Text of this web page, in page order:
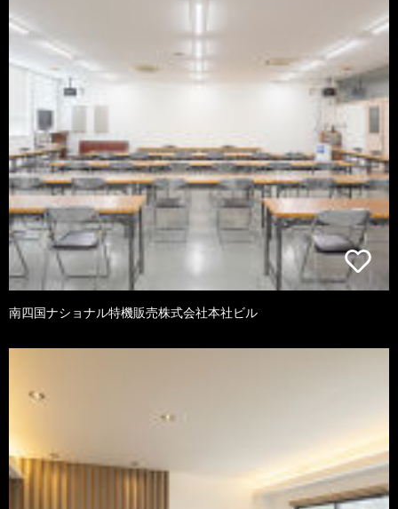
南四国ナショナル特機販売株式会社本社ビル